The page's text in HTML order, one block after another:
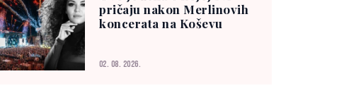
pričaju nakon Merlinovih
koncerata na Koševu
02. 08. 2026.